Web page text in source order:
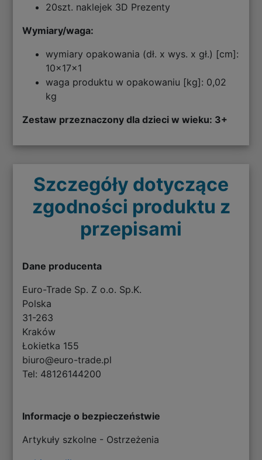
20szt. naklejek 3D Prezenty
Wymiary/waga:
wymiary opakowania (dł. x wys. x gł.) [cm]:
10x17x1
waga produktu w opakowaniu [kg]: 0,02
kg
Zestaw przeznaczony dla dzieci w wieku: 3+
Szczegóły dotyczące
zgodności produktu z
przepisami
Dane producenta
Euro-Trade Sp. Z o.o. Sp.K.
Polska
31-263
Kraków
Łokietka 155
biuro@euro-trade.pl
Tel: 48126144200
Informacje o bezpieczeństwie
Artykuły szkolne - Ostrzeżenia